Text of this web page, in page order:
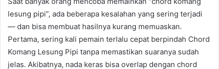
lesung pipi”, ada beberapa kesalahan yang sering terjadi
— dan bisa membuat hasilnya kurang memuaskan.
Pertama, sering kali pemain terlalu cepat berpindah Chord
Komang Lesung Pipi tanpa memastikan suaranya sudah
jelas. Akibatnya, nada keras bisa overlap dengan chord